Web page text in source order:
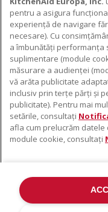
DESPRE KITCHENAID
Despre KitchenAid
Istoria mărcii
ODR
PRODUSELE NOASTRE
Electrocasnice mici
Accesorii pentru produse
SUPORT
De unde cumpărați
Localizator centre de service
Contacte
©2022 Toate drepturile
pentru a asigura
experiență de navigare
necesare). Cu
a îmbunătăți performanța
suplimentare (module
măsurare a audienței
vă arăta publicitate
inclusiv prin terțe părți și
publicitate). Pentru mai
setările, consultați
afla cum prelucrăm
module cookie, consultați